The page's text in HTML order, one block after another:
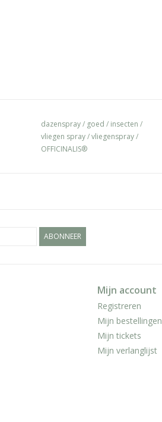
dazenspray/ goed / insecten /
vliegen spray/vliegenspray/
OFFICINALIS®
ABONNEER
Mijn account
Registreren
Mijn bestellingen
Mijn tickets
Mijn verlanglijst